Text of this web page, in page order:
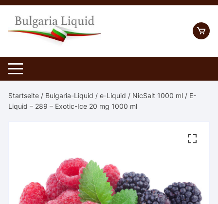
Skip
content
Startseite / Bulgaria-Liquid /e-Liquid / NicSalt 1000 ml / E-
Liquid – 289 – Exotic-Ice 20 mg 1000 ml